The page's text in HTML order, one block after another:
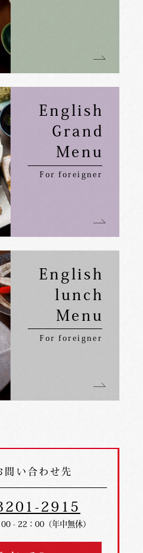
English
Grand
Menu
For foreigner
English
lunch
Menu
For foreigner
問い合わせ先
2915
- 22：00（年中無休）